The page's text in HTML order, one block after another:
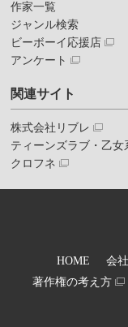
作家一覧
ジャンル検索
ビーボーイ応援店
アンケート
関連サイト
株式会社リブレ
ティーンズラブ・乙女
クロフネ
HOME 会
著作権の考え方